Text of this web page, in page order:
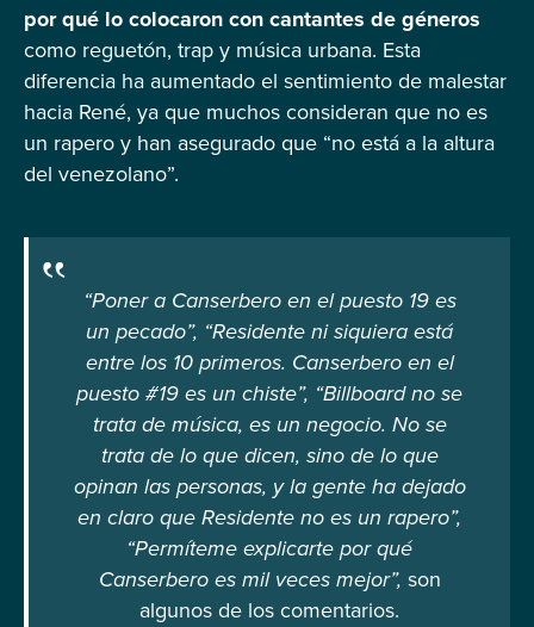
por qué lo colocaron con cantantes de géneros
como reguetón, trap y música urbana. Esta
diferencia ha aumentado el sentimiento de malestar
hacia René, ya que muchos consideran que no es
un rapero y han asegurado que “no está a la altura
del venezolano”.
“Poner a Canserbero en el puesto 19 es
un pecado”, “Residente ni siquiera está
entre los 10 primeros. Canserbero en el
puesto #19 es un chiste”, “Billboard no se
trata de música, es un negocio. No se
trata de lo que dicen, sino de lo que
opinan las personas, y la gente ha dejado
en claro que Residente no es un rapero”,
“Permíteme explicarte por qué
Canserbero es mil veces mejor”, son
algunos de los comentarios.